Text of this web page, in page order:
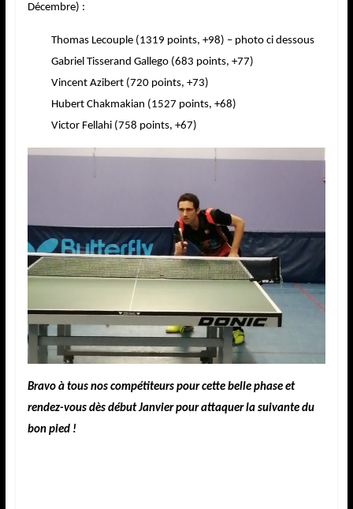
Décembre) :
Thomas Lecouple (1319 points, +98) – photo ci dessous
Gabriel Tisserand Gallego (683 points, +77)
Vincent Azibert (720 points, +73)
Hubert Chakmakian (1527 points, +68)
Victor Fellahi (758 points, +67)
Bravo à tous nos compétiteurs pour cette belle phase et
rendez-vous dès début Janvier pour attaquer la suivante du
bon pied !